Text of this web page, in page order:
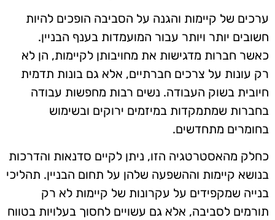
ערכים של קיימות והגנה על הסביבה הופכים להיות
חשובים יותר ויותר עבור המועמדות בענף הבניין.
כאשר חברות מדגישות את מחויבותן לקיימות, הן לא
רק עונות על צרכים חברתיים, אלא גם בונות תדמית
חיובית בשוק העבודה. נשים רבות מחפשות עבודה
בחברות שמתמקדות במיזמים ירוקים ובשימוש
בחומרים מתחדשים.
כחלק מהאסטרטגיה הזו, ניתן לקיים סדנאות והדרכות
בנושא קיימות וההשפעה שלהן על תחום הבניין. תהליכי
בנייה שמקפידים על עקרונות של קיימות לא רק
תורמים לסביבה, אלא גם עשויים לחסוך בעלויות בטווח